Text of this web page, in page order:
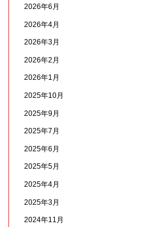
2026年6月
2026年4月
2026年3月
2026年2月
2026年1月
2025年10月
2025年9月
2025年7月
2025年6月
2025年5月
2025年4月
2025年3月
2024年11月